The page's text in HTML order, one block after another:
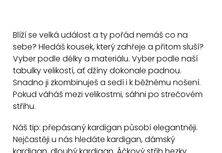
l
á
d
a
c
r
v
Blíží se velká událost a ty pořád nemáš co na
sebe? Hledáš kousek, který zahřeje a přitom sluší?
Vyber podle délky a materiálu. Vyber podle naší
tabulky velikostí, ať džíny dokonale padnou.
Snadno ji zkombinuješ a sedí i k běžnému nošení.
Pokud váháš mezi velikostmi, sáhni po strečovém
střihu.
Náš tip: přepásaný kardigan působí elegantněji.
Nejčastěji u nás hledáte kardigan, dámský